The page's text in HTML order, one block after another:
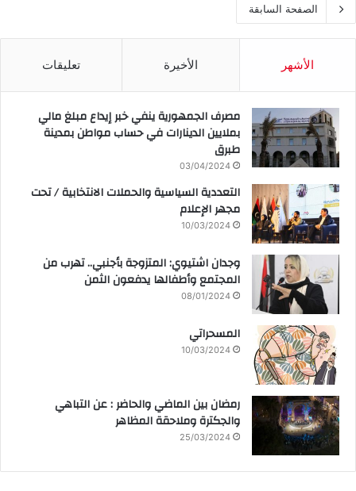
الصفحة السابقة
الأشهر الأخيرة تعليقات
مصرف الجمهورية ينفي خبر إيداع مبلغ مالي
بملايين الدينارات في حساب مواطن بمدينة
طبرق
03/04/2024
التعددية السياسية والحملات الانتخابية / تحت
مجهر الإعلام
10/03/2024
وجدان اشتيوي: المتزوجة بأجنبي.. تهرب من
المجتمع وأطفالها يدفعون الثمن
08/01/2024
المسحراتي
10/03/2024
رمضان بين الماضي والحاضر : عن التباهي
والجكترة وملاحقة المظاهر
25/03/2024